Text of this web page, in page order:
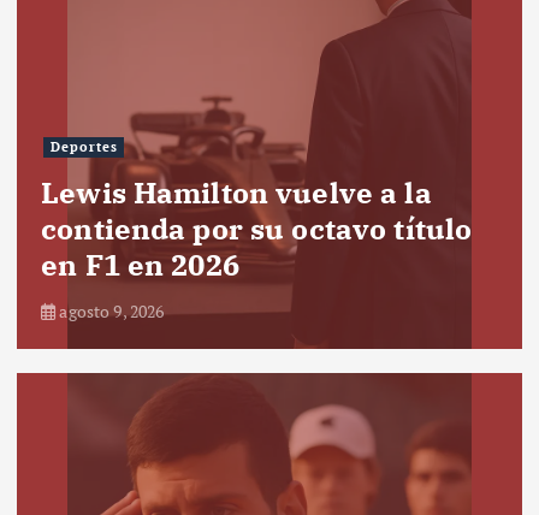
Deportes
Lewis Hamilton vuelve a la
contienda por su octavo título
en F1 en 2026
agosto 9, 2026